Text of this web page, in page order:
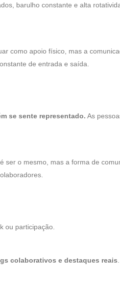
barulho constante e alta
como apoio físico, mas a
de entrada e saída.
se sente representado. As
ser o mesmo, mas a forma de
ou participação.
colaborativos e destaques reais